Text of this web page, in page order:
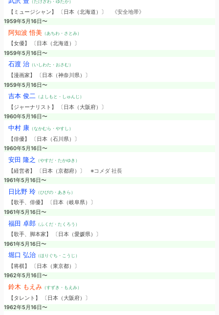
（たけざわ・ゆたか）
【ミュージシャン】 〔日本（北海道）〕
《安全地帯》
1959年5月16日〜
阿知波 悟美（あちわ・さとみ）
【女優】 〔日本（北海道）〕
1959年5月16日〜
石渡 治（いしわた・おさむ）
【漫画家】 〔日本（神奈川県）〕
1959年5月16日〜
吉本 俊二（よしもと・しゅんじ）
【ジャーナリスト】 〔日本（大阪府）〕
1960年5月16日〜
中村 康（なかむら・やすし）
【俳優】 〔日本（石川県）〕
1960年5月16日〜
安田 隆之 （やすだ・たかゆき）
【経営者】 〔日本（京都府）〕 ※コメダ 社長
1961年5月16日〜
日比野 玲（ひびの・あきら）
【歌手、俳優】 〔日本（岐阜県）〕
1961年5月16日〜
福田 卓郎（ふくだ・たくろう）
【歌手、脚本家】 〔日本（愛媛県）〕
1961年5月16日〜
堀口 弘治（ほりぐち・こうじ）
【将棋】 〔日本（東京都）〕
1962年5月16日〜
鈴木 もえみ（すずき・もえみ）
【タレント】 〔日本（大阪府）〕
1962年5月16日〜